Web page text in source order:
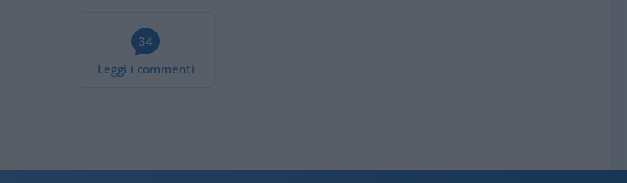
34
Leggi i commenti